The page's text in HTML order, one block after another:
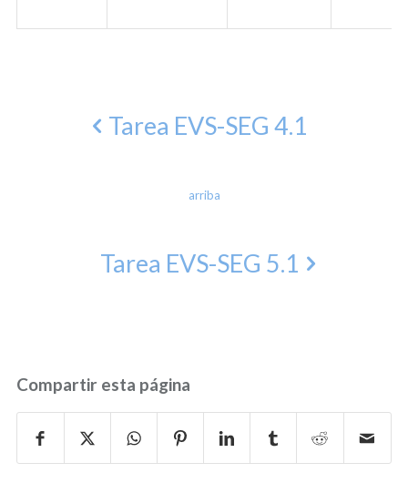
Tarea EVS-SEG 4.1
arriba
Tarea EVS-SEG 5.1
Compartir esta página